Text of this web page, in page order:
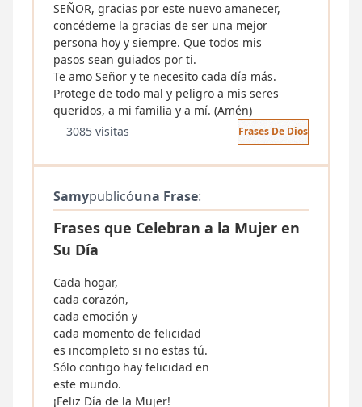
SEÑOR, gracias por este nuevo amanecer,
concédeme la gracias de ser una mejor
persona hoy y siempre. Que todos mis
pasos sean guiados por ti.
Te amo Señor y te necesito cada día más.
Protege de todo mal y peligro a mis seres
queridos, a mi familia y a mí. (Amén)
3085 visitas
Frases De Dios
Samypublicóuna Frase:
Frases que Celebran a la Mujer en
Su Día
Cada hogar,
cada corazón,
cada emoción y
cada momento de felicidad
es incompleto si no estas tú.
Sólo contigo hay felicidad en
este mundo.
¡Feliz Día de la Mujer!